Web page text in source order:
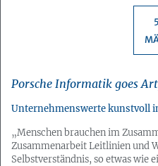
Porsche Informatik goes
Unternehmenswerte kunstvoll
„Menschen brauchen im
Zusammenarbeit Leitlinien und
Selbstverständnis, so etwas wie